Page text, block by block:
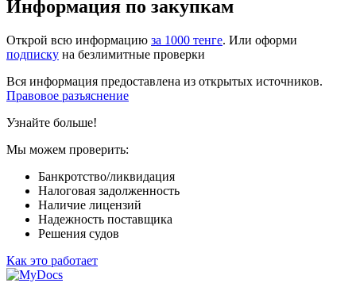
Информация по закупкам
Открой всю информацию за 1000 тенге. Или оформи
подписку на безлимитные проверки
Вся информация предоставлена из открытых источников.
Правовое разъяснение
Узнайте больше!
Мы можем проверить:
Банкротство/ликвидация
Налоговая задолженность
Наличие лицензий
Надежность поставщика
Решения судов
Как это работает